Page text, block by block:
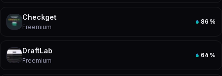
Checkget
Freemium
86 %
DraftLab
Freemium
64 %